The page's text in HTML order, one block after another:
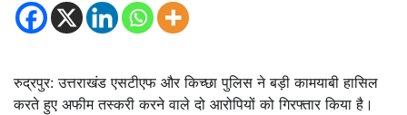
रुद्रपुर: उत्तराखंड एसटीएफ और किच्छा पुलिस ने बड़ी कामयाबी हासिल
करते हुए अफीम तस्करी करने वाले दो आरोपियों को गिरफ्तार किया है।